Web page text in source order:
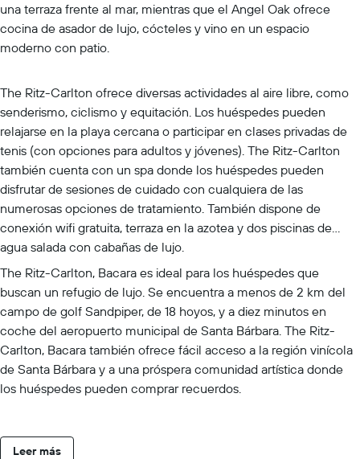
una terraza frente al mar, mientras que el Angel Oak ofrece
cocina de asador de lujo, cócteles y vino en un espacio
moderno con patio.
The Ritz-Carlton ofrece diversas actividades al aire libre, como
senderismo, ciclismo y equitación. Los huéspedes pueden
relajarse en la playa cercana o participar en clases privadas de
tenis (con opciones para adultos y jóvenes). The Ritz-Carlton
también cuenta con un spa donde los huéspedes pueden
disfrutar de sesiones de cuidado con cualquiera de las
numerosas opciones de tratamiento. También dispone de
conexión wifi gratuita, terraza en la azotea y dos piscinas de
agua salada con cabañas de lujo.
The Ritz-Carlton, Bacara es ideal para los huéspedes que
buscan un refugio de lujo. Se encuentra a menos de 2 km del
campo de golf Sandpiper, de 18 hoyos, y a diez minutos en
coche del aeropuerto municipal de Santa Bárbara. The Ritz-
Carlton, Bacara también ofrece fácil acceso a la región vinícola
de Santa Bárbara y a una próspera comunidad artística donde
los huéspedes pueden comprar recuerdos.
Leer más